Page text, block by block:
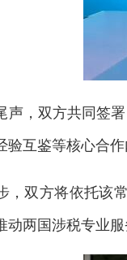
，双方共同签署
验互鉴等核心合
双方将依托该常
动两国涉税专业